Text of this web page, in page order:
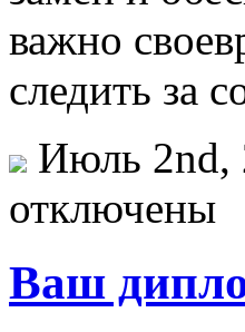
важно
следить за
Июль 2nd,
отключены
Ваш